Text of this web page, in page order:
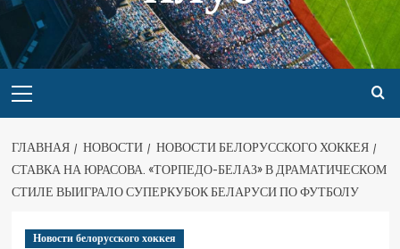
ГЛАВНАЯ НОВОСТИ
НОВОСТИ БЕЛОРУССКОГО ХОККЕЯ
СТАВКА НА ЮРАСОВА. «ТОРПЕДО-БЕЛАЗ» В ДРАМАТИЧЕСКОМ
СТИЛЕ ВЫИГРАЛО СУПЕРКУБОК БЕЛАРУСИ ПО ФУТБОЛУ
Новости белорусского хоккея